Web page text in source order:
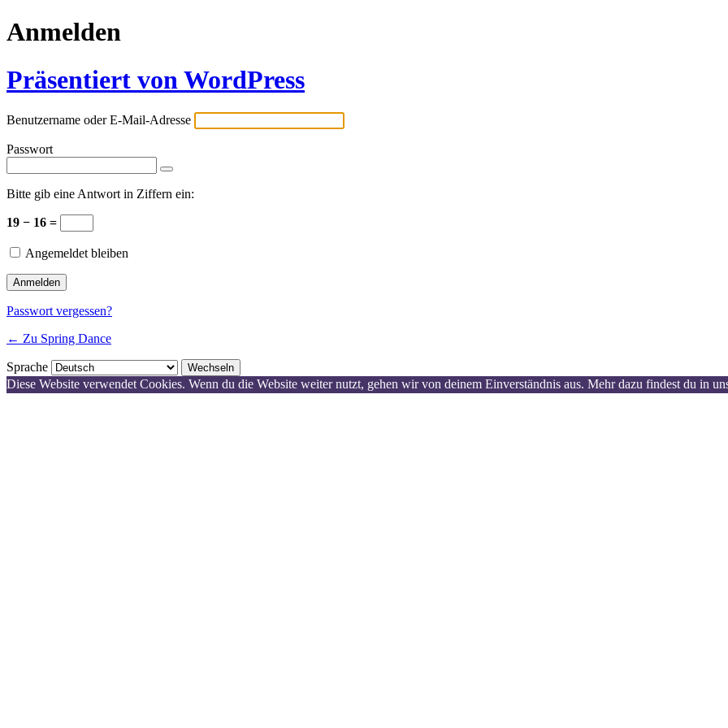
Anmelden
Präsentiert von WordPress
Benutzername oder E-Mail-Adresse
Passwort
Bitte gib eine Antwort in Ziffern ein:
19 − 16 =
Angemeldet bleiben
Passwort vergessen?
← Zu Spring Dance
Sprache
Diese Website verwendet Cookies. Wenn du die Website weiter nutzt, gehen wir von deinem Einverständnis aus. Mehr dazu findest du in